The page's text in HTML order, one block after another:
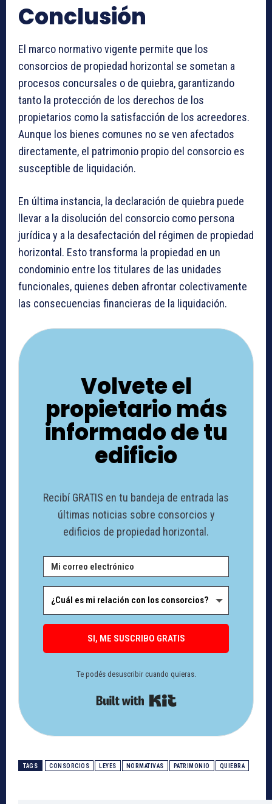
Conclusión
El marco normativo vigente permite que los
consorcios de propiedad horizontal se sometan a
procesos concursales o de quiebra, garantizando
tanto la protección de los derechos de los
propietarios como la satisfacción de los acreedores.
Aunque los bienes comunes no se ven afectados
directamente, el patrimonio propio del consorcio es
susceptible de liquidación.
En última instancia, la declaración de quiebra puede
llevar a la disolución del consorcio como persona
jurídica y a la desafectación del régimen de propiedad
horizontal. Esto transforma la propiedad en un
condominio entre los titulares de las unidades
funcionales, quienes deben afrontar colectivamente
las consecuencias financieras de la liquidación.
Volvete el
propietario más
informado de tu
edificio
Recibí GRATIS en tu bandeja de entrada las
últimas noticias sobre consorcios y
edificios de propiedad horizontal.
SI, ME SUSCRIBO GRATIS
Te podés desuscribir cuando quieras.
TAGS CONSORCIOS LEYES NORMATIVAS PATRIMONIO QUIEBRA